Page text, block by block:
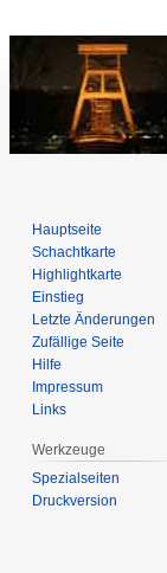
Hauptseite
Schachtkarte
Highlightkarte
Einstieg
Letzte Änderungen
Zufällige Seite
Hilfe
Impressum
Links
Werkzeuge
Spezialseiten
Druckversion